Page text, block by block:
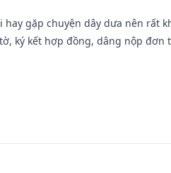
gặp chuyện dây dưa nên
ký kết hợp đồng, dâng nộp đơn